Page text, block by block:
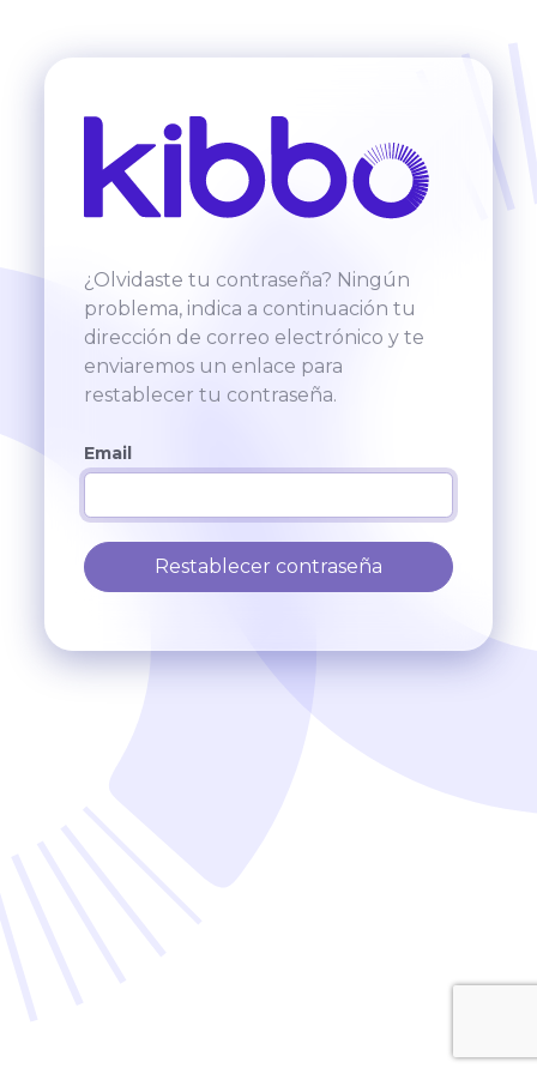
¿Olvidaste tu contraseña? Ningún
problema, indica a continuación tu
dirección de correo electrónico y te
enviaremos un enlace para
restablecer tu contraseña.
Email
Restablecer contraseña